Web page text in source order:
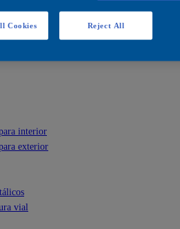
interior
exterior
vial
Reject All
Cookies